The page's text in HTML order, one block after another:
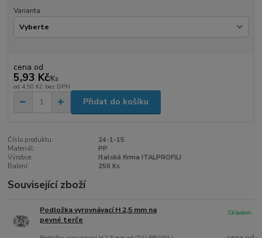
Varianta
cena od
5,93 Kč/Ks
od 4,90 Kč bez DPH
Přidat do košíku
Číslo produktu:
24-1-15
Materiál:
PP
Výrobce:
Italská firma ITALPROFILI
Balení:
250 Ks
Související zboží
Podložka vyrovnávací H 2,5 mm na
pevné terče
Skladem